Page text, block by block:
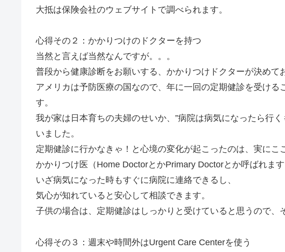
大抵は保険会社のウェブサイトで調べられます。
心得その２：かかりつけのドクターを持つ
当然と言えば当然なんですが。。。
普段から健康診断をお願いする、かかりつけドクターが決めて
アメリカは予防医療の国なので、年に一回の定期健診を受ける
す。
我が家は日本育ちの夫婦のせいか、”病院は病気になったら行
いました。
定期健診に行かなきゃ！と心境の変化が起こったのは、実にこ
かかりつけ医（Home DoctorとかPrimary Doctorとか呼ばれます
いざ病気になった時もすぐに病院に連絡できるし、
気心が知れていると安心して相談できます。
子供の場合は、定期健診はしっかりと受けていると思うので、
心得その３：週末や時間外はUrgent Care Centerを使う